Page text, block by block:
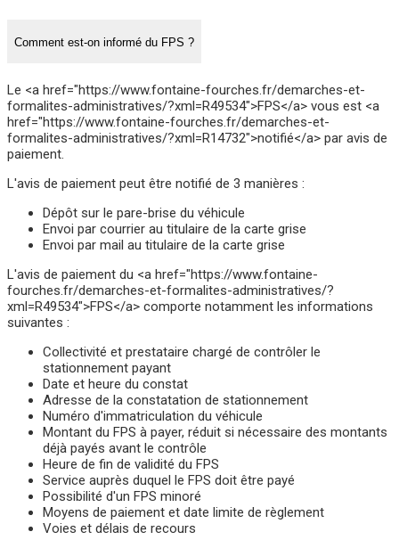
Comment est-on informé du FPS ?
Le <a href="https://www.fontaine-fourches.fr/demarches-et-
formalites-administratives/?xml=R49534">FPS</a> vous est <a
href="https://www.fontaine-fourches.fr/demarches-et-
formalites-administratives/?xml=R14732">notifié</a> par avis de
paiement.
L'avis de paiement peut être notifié de 3 manières :
Dépôt sur le pare-brise du véhicule
Envoi par courrier au titulaire de la carte grise
Envoi par mail au titulaire de la carte grise
L'avis de paiement du <a href="https://www.fontaine-
fourches.fr/demarches-et-formalites-administratives/?
xml=R49534">FPS</a> comporte notamment les informations
suivantes :
Collectivité et prestataire chargé de contrôler le
stationnement payant
Date et heure du constat
Adresse de la constatation de stationnement
Numéro d'immatriculation du véhicule
Montant du FPS à payer, réduit si nécessaire des montants
déjà payés avant le contrôle
Heure de fin de validité du FPS
Service auprès duquel le FPS doit être payé
Possibilité d'un FPS minoré
Moyens de paiement et date limite de règlement
Voies et délais de recours